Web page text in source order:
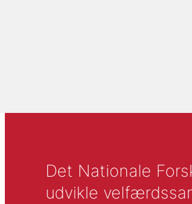
Det Nationale
udvikle